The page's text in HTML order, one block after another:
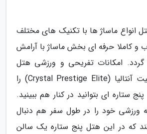
انواع ماساژ ها با تکنیک های مختلف
و کاملا حرفه ای بخش ماساژ با آرامش
امکانات تفریحی و ورزشی هتل
کریستال پرستیژ الیت آنتالیا (Crystal Prestige Elite) را
ستاره ای بتوانید در کنار هم ببینید.
ورزشی خود را در طول سفر هم دنبال
که در این هتل پنج ستاره یک سالن